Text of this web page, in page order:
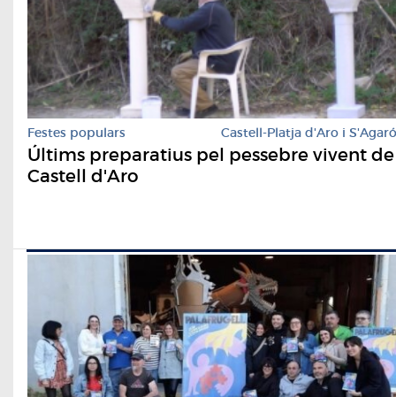
Festes populars Castell-Platja d'Aro i S'Agaró
Últims preparatius pel pessebre vivent de
Castell d'Aro